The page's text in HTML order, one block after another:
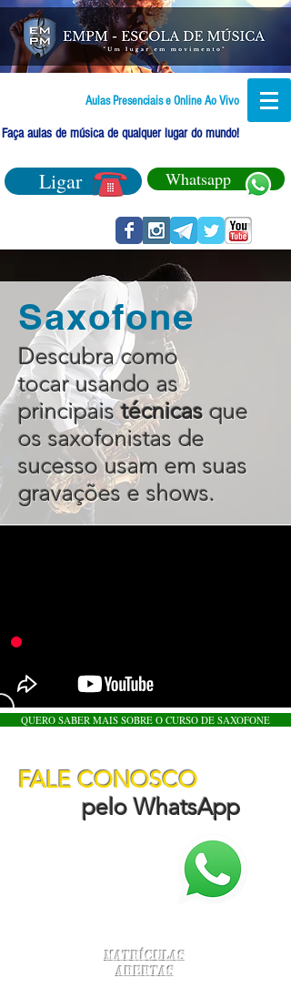
Aulas Presenciais e Online Ao Vivo
Faça aulas de música de qualquer lugar do mundo!
Ligar Whatsapp
Saxofone
Descubra como
tocar usando as
principaistécnicas que
os saxofonistas de
sucesso usam em suas
gravações e shows.
QUERO SABER MAIS SOBRE O CURSO DE SAXOFONE
FALE CONOSCO
pelo WhatsApp
Matrículas
Abertas